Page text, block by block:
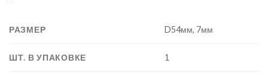
РАЗМЕР D54мм, 7мм
ШТ. В УПАКОВКЕ 1